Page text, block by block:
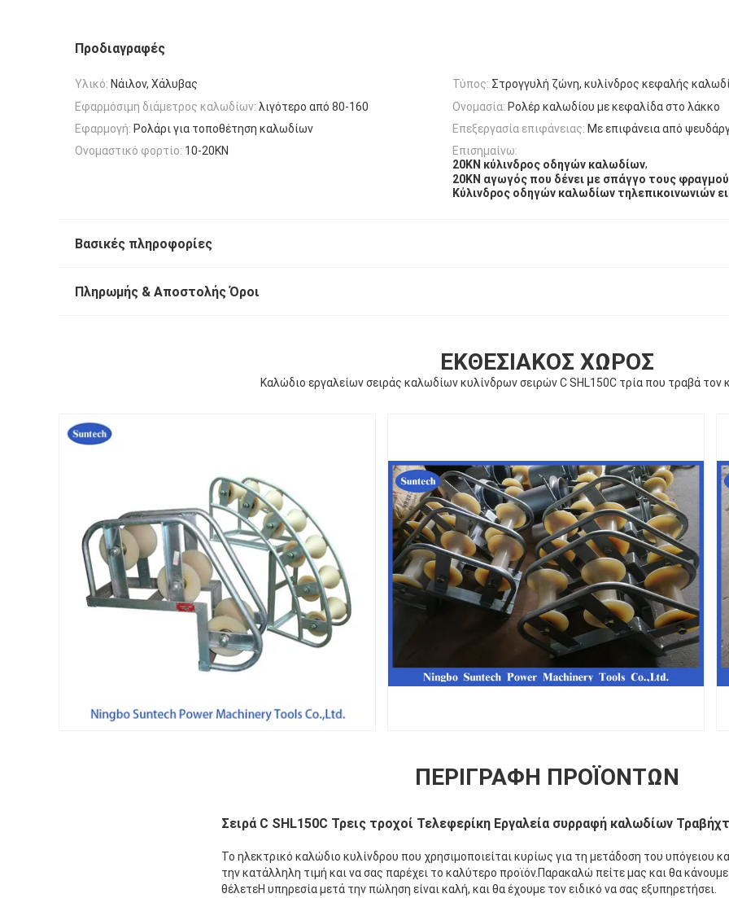
Προδιαγραφές
Υλικό: Νάιλον, Χάλυβας Τύπος: Στρογγυλή ζώνη, κυλίνδρος κεφαλής
Εφαρμόσιμη διάμετρος καλωδίων: λιγότερο από 80-160 Ονομασία: Ρολέρ καλωδίου με κεφαλίδα στο λάκκο
Εφαρμογή: Ρολάρι για τοποθέτηση καλωδίων Επεξεργασία επιφάνειας: Με επιφάνεια από
Ονομαστικό φορτίο: 10-20KN
Επισημαίνω:
20KN κύλινδρος οδηγών καλωδίων,
20KN αγωγός που δένει με σπάγγο τους
Κύλινδρος οδηγών καλωδίων τηλεπικοινωνιών
Βασικές πληροφορίες
Πληρωμής & Αποστολής Όροι
ΕΚΘΕΣΙΑΚΌΣ ΧΏΡΟΣ
Καλώδιο εργαλείων σειράς καλωδίων κυλίνδρων σειρών C SHL150C τρία που τραβά τον
ΠΕΡΙΓΡΑΦΉ ΠΡΟΪΌΝΤΩΝ
Σειρά C SHL150C Τρεις τροχοί Τελεφερίκη Εργαλεία συρραφή καλωδίων
Το ηλεκτρικό καλώδιο κυλίνδρου που χρησιμοποιείται κυρίως για τη μετάδοση του υπόγειου
την κατάλληλη τιμή και να σας παρέχει το καλύτερο προϊόν.Παρακαλώ πείτε μας και θα
θέλετεΗ υπηρεσία μετά την πώληση είναι καλή, και θα έχουμε τον ειδικό να σας εξυπηρετήσει.